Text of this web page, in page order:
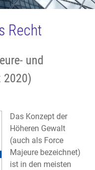
Recht
und
2020)
Das Konzept der
Höheren Gewalt
(auch als Force
Majeure bezeichnet)
ist in den meisten